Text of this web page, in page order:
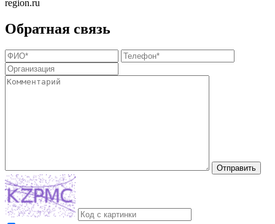
region.ru
Обратная связь
Отправить